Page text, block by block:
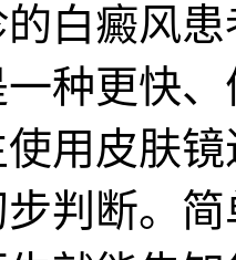
白癜风
种更快
用皮肤
判断。